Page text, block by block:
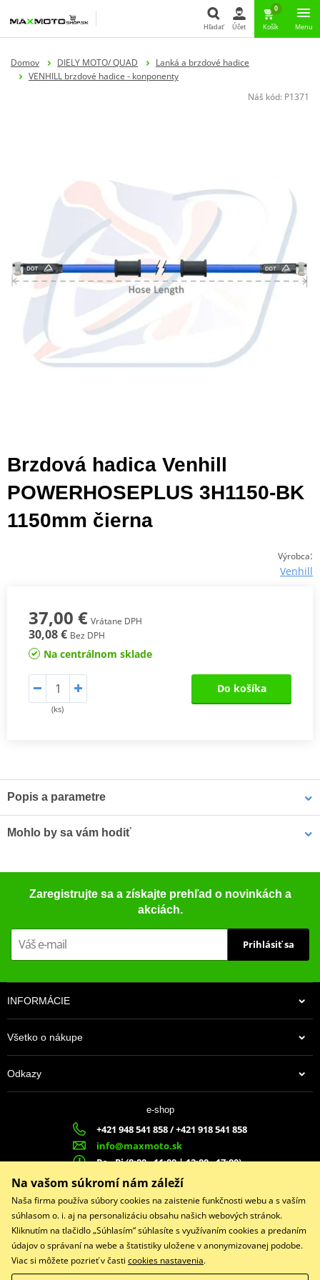
Hľadať Účet
0
Košík Menu
Domov DIELY MOTO/ QUAD
Lanká a brzdové hadice
VENHILL brzdové hadice - konponenty
Náš kód: P1371
Brzdová hadica Venhill
POWERHOSEPLUS 3H1150-BK
1150mm čierna
Výrobca:
Venhill
37,00 € Vrátane DPH
30,08 € Bez DPH
Na centrálnom sklade
(ks)
Do košíka
Popis a parametre
PDF TüV certificate
Mohlo by sa vám hodiť
Na centrálnom sklade
Zaregistrujte sa a získajte prehľad o novinkách a
akciách.
Prihlásiť sa
INFORMÁCIE
Všetko o nákupe
Odkazy
e-shop
+421 948 541 858 / +421 918 541 858
info@maxmoto.sk
Po - Pi (8:00 - 11:00 | 12:00 - 17:00)
MAX
MOTO s.r.o.
Slovenských dobrovoľníkov 1439
022 01 Čadca
Facebook
Na vašom súkromí nám záleží
Naša firma používa súbory cookies na zaistenie funkčnosti webu a s vaším
súhlasom o. i. aj na personalizáciu obsahu našich webových stránok.
Kliknutím na tlačidlo „Súhlasím“ súhlasíte s využívaním cookies a predaním
údajov o správaní na webe a štatistiky uložene v anonymizovanej podobe.
Viac si môžete pozrieť v časti cookies nastavenia.